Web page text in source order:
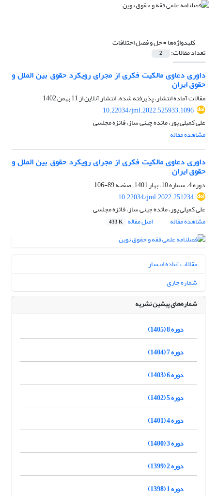
کلیدواژه‌ها =حل و فصل اختلافات
تعداد مقالات: 2
داوری دعاوی مالکیت فکری از مجرای رویکرد حقوق بین الملل و
حقوق ایران
مقالات آماده انتشار، پذیرفته شده، انتشار آنلاین از11 بهمن 1402
10.22034/jml.2022.525933.1096
علی کمیلی پور، مائده چینی ساز، فائزه مجلسی
مشاهده مقاله
داوری دعاوی مالکیت فکری از مجرای رویکرد حقوق بین الملل و
حقوق ایران
دوره 4، شماره 10، بهار 1401، صفحه
89-106
10.22034/jml.2022.251234
علی کمیلی پور، مائده چینی ساز، فائزه مجلسی
مشاهده مقاله
اصل مقاله 433 K
مقالات آماده انتشار
شماره جاری
شماره‌های پیشین نشریه
دوره 8 (1405)
دوره 7 (1404)
دوره 6 (1403)
دوره 5 (1402)
دوره 4 (1401)
دوره 3 (1400)
دوره 2 (1399)
دوره 1 (1398)